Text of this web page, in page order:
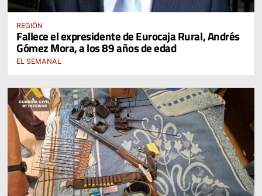
REGIÓN
Fallece el expresidente de Eurocaja Rural, Andrés
Gómez Mora, a los 89 años de edad
EL SEMANAL